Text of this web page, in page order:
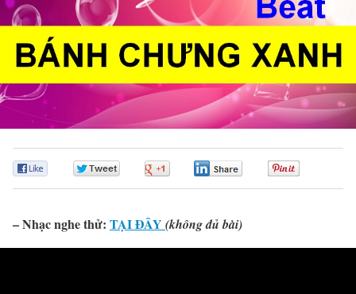
– Nhạc nghe thử: TẠI ĐÂY (không đủ bài)